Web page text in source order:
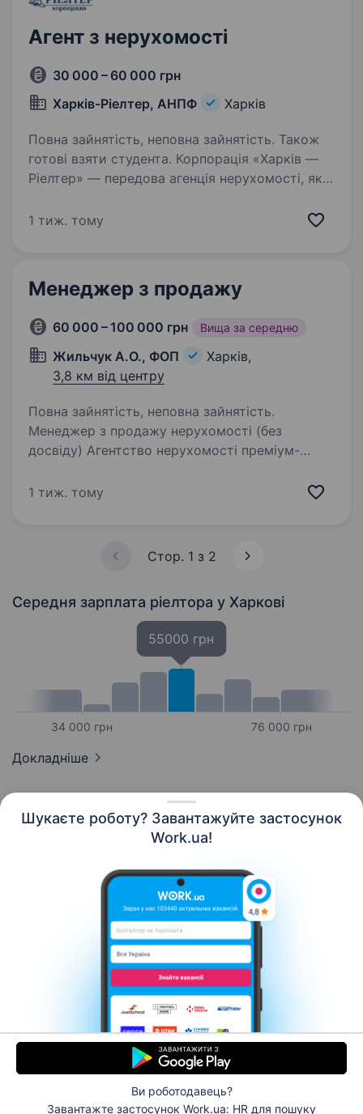
Шукаєте роботу? Завантажуйте застосунок
Work.ua!
Ви роботодавець?
Завантажте застосунок Work.ua: HR для пошуку
Агент з нерухомості
30 000 – 60 000 грн
Харків-Ріелтер, АНПФ
Харків
Повна зайнятість, неповна зайнятість. Також
готові взяти студента. Корпорація «Харків —
Ріелтер» — передова агенція нерухомості, яка
та щасливішим. Запрошуємо до співпраці
1 тиж. тому
Менеджер з продажу
60 000 – 100 000 грн Вища за середню
Жильчук А.О., ФОП
Харків,
3,8 км від центру
Повна зайнятість, неповна зайнятість.
Менеджер з продажу нерухомості (без
досвіду) Агентство нерухомості преміум-
амбітного та вмотивованого менеджера
1 тиж. тому
Стор. 1 з 2
Середня зарплата ріелтора у Харкові
34 000 грн
55000 грн
76 000 грн
Докладніше
Контакти Про нас
Кар’єра
Допомога Умови використання
© 2006–2026 Work.ua. Сервіс пошуку роботи №1 в